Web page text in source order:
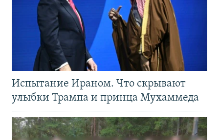
Испытание Ираном. Что скрывают
улыбки Трампа и принца Мухаммеда